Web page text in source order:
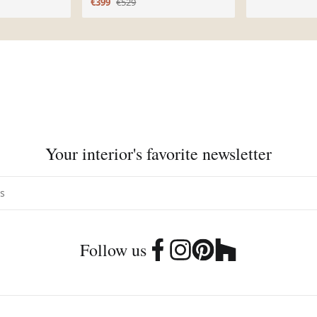
Autriche
Your interior's favorite newsletter
Follow us